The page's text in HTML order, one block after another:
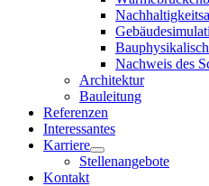
Nachweis des
Architektur
Bauleitung
Referenzen
Interessantes
Karriere
Stellenangebote
Kontakt